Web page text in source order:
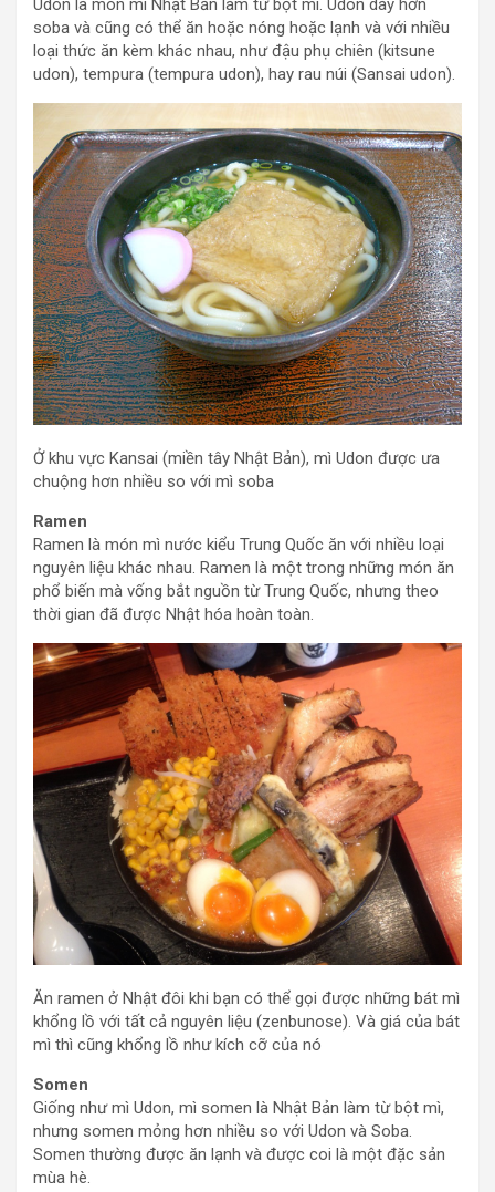
Udon là món mì Nhật Bản làm từ bột mì. Udon dày hơn
soba và cũng có thể ăn hoặc nóng hoặc lạnh và với nhiều
loại thức ăn kèm khác nhau, như đậu phụ chiên (kitsune
udon), tempura (tempura udon), hay rau núi (Sansai udon).
Ở khu vực Kansai (miền tây Nhật Bản), mì Udon được ưa
chuộng hơn nhiều so với mì soba
Ramen
Ramen là món mì nước kiểu Trung Quốc ăn với nhiều loại
nguyên liệu khác nhau. Ramen là một trong những món ăn
phổ biến mà vống bắt nguồn từ Trung Quốc, nhưng theo
thời gian đã được Nhật hóa hoàn toàn.
Ăn ramen ở Nhật đôi khi bạn có thể gọi được những bát mì
khổng lồ với tất cả nguyên liệu (zenbunose). Và giá của bát
mì thì cũng khổng lồ như kích cỡ của nó
Somen
Giống như mì Udon, mì somen là Nhật Bản làm từ bột mì,
nhưng somen mỏng hơn nhiều so với Udon và Soba.
Somen thường được ăn lạnh và được coi là một đặc sản
mùa hè.